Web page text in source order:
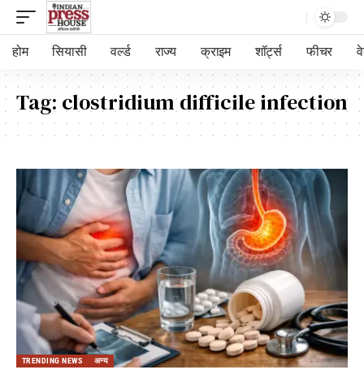
होम सियासी वर्ल्ड राज्य क्राइम शॉर्ट्स फीचर
Tag: clostridium difficile infection
TRENDING NEWS अन्य